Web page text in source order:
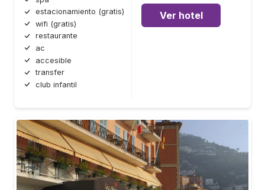
estacionamiento (gratis)
wifi (gratis)
restaurante
ac
accesible
transfer
club infantil
Ver hotel